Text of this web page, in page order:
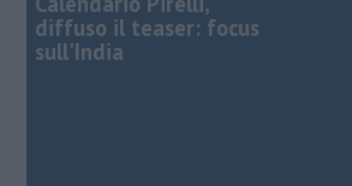
diffuso il teaser: focus
sull'India